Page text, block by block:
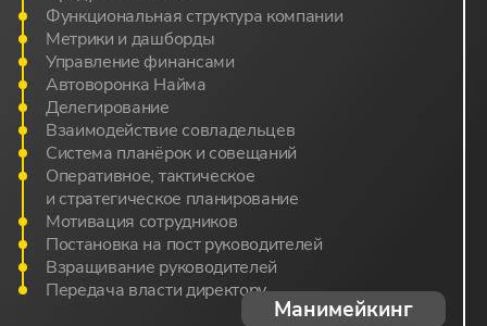
Функциональная структура компании
Метрики и дашборды
Управление финансами
Автоворонка Найма
Делегирование
Взаимодействие совладельцев
Система планёрок и совещаний
Оперативное, тактическое
и стратегическое планирование
Мотивация сотрудников
Постановка на пост руководителей
Взращивание руководителей
Передача власти директору
Манимейкинг